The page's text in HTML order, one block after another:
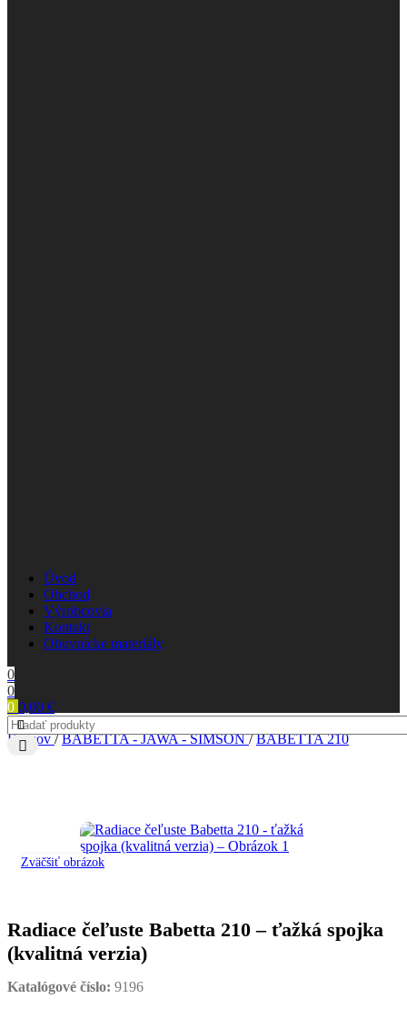
Úvod
Obchod
Výrobcovia
Kontakt
Obuvnícke materiály
0
0
0 0,00 €
Domov/ BABETTA - JAWA - SIMSON/ BABETTA 210
Zväčšiť obrázok
Radiace čeľuste Babetta 210 – ťažká spojka
(kvalitná verzia)
Katalógové číslo: 9196